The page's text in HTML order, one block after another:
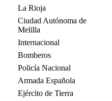
La Rioja
Ciudad Autónoma de
Melilla
Internacional
Bomberos
Policía Nacional
Armada Española
Ejército de Tierra